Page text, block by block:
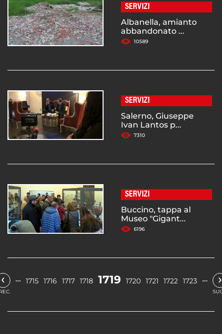
SERVIZI
Albanella, amianto
abbandonato ...
10589
SERVIZI
Salerno, Giuseppe
Ivan Lantos p...
7310
SERVIZI
Buccino, tappa al
Museo "Gigant...
6196
‹ … 1715 1716 1717 1718 1719 1720 1721 1722 1723 … ›